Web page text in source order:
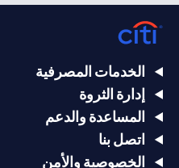
الخدمات المصرفية
إدارة الثروة
المساعدة والدعم
اتصل بنا
الخصوصية والأمن